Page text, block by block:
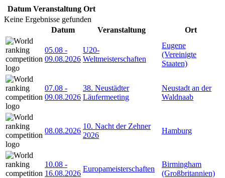
Datum Veranstaltung Ort
Keine Ergebnisse gefunden
Datum
Veranstaltung Ort
05.08 -
09.08.2026
U20-
Weltmeisterschaften
Eugene
(Vereinigte
Staaten)
07.08 -
09.08.2026
38. Neustädter
Läufermeeting
Neustadt an der
Waldnaab
08.08.2026
10. Nacht der Zehner
2026
Hamburg
10.08 -
16.08.2026
Europameisterschaften
Birmingham
(Großbritannien)